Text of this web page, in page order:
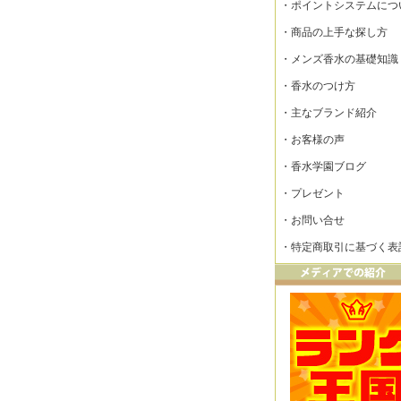
・ ポイントシステムにつ
・ 商品の上手な探し方
・ メンズ香水の基礎知識
・ 香水のつけ方
・ 主なブランド紹介
・ お客様の声
・ 香水学園ブログ
・ プレゼント
・ お問い合せ
・ 特定商取引に基づく表